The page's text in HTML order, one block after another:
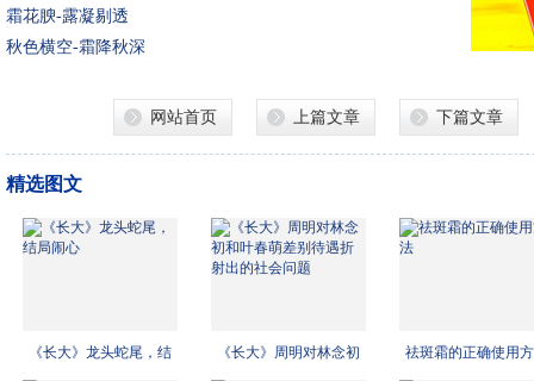
霜花腴-露凝剔透
秋色横空-霜降秋深
网站首页 上篇文章 下篇文章
精选图文
《长大》龙头蛇尾，结
《长大》周明对林念初
祛斑霜的正确使用